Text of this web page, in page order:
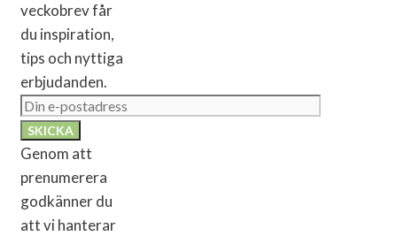
veckobrev får
du inspiration,
tips och nyttiga
erbjudanden.
Genom att
prenumerera
godkänner du
att vi hanterar